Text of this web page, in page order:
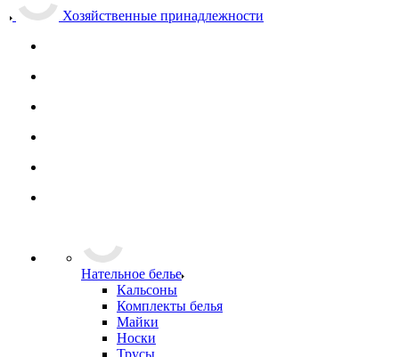
Хозяйственные принадлежности
Нательное белье
Кальсоны
Комплекты белья
Майки
Носки
Трусы